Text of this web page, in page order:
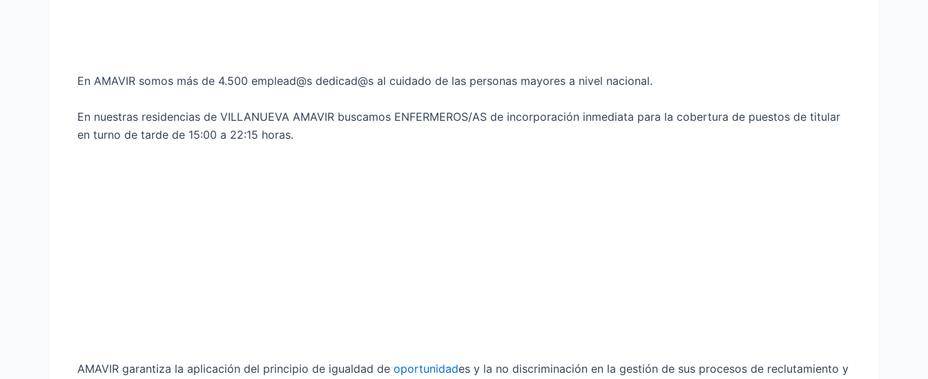
En AMAVIR somos más de 4.500 emplead@s dedicad@s al cuidado de las personas mayores a nivel nacional.
En nuestras residencias de VILLANUEVA AMAVIR buscamos ENFERMEROS/AS de incorporación inmediata para la cobertura de puestos de titular
en turno de tarde de 15:00 a 22:15 horas.
AMAVIR garantiza la aplicación del principio de igualdad de oportunidades y la no discriminación en la gestión de sus procesos de reclutamiento y